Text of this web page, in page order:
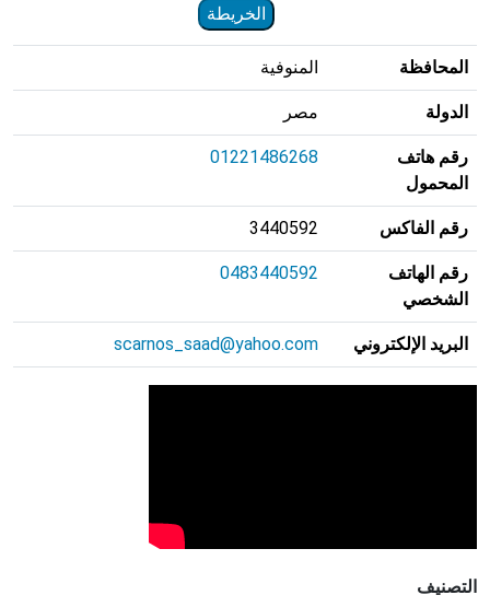
الخريطة
المحافظة المنوفية
الدولة مصر
رقم هاتف
المحمول
01221486268
رقم الفاكس 3440592
رقم الهاتف
الشخصي
0483440592
البريد الإلكتروني scarnos_saad@yahoo.com
التصنيف